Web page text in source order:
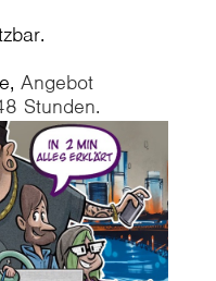
Angebot
Stunden.